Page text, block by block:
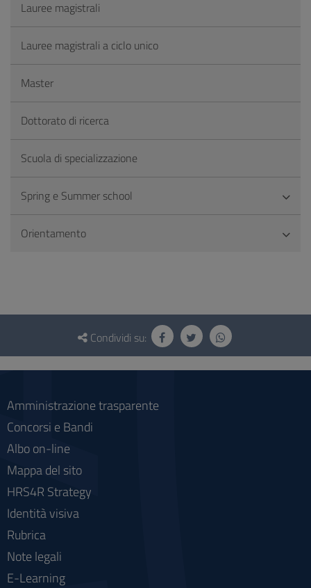
Lauree magistrali
Lauree magistrali a ciclo unico
Master
Dottorato di ricerca
Scuola di specializzazione
Spring e Summer school
Orientamento
Questionario
social
Condividi su:
Amministrazione trasparente
Concorsi e Bandi
Albo on-line
Mappa del sito
HRS4R Strategy
Identità visiva
Rubrica
Note legali
E-Learning